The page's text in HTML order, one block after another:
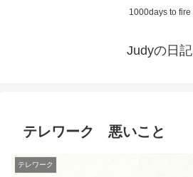
1000days to fire
Judyの日記
テレワーク 悪いこと
テレワーク